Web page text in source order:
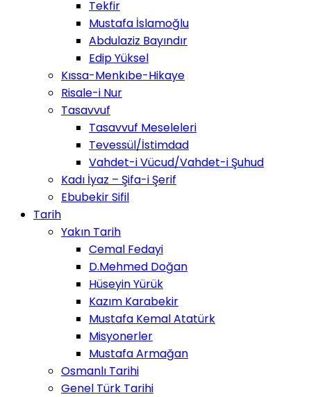
Tekfir
Mustafa İslamoğlu
Abdulaziz Bayındır
Edip Yüksel
Kıssa-Menkıbe-Hikaye
Risale-i Nur
Tasavvuf
Tasavvuf Meseleleri
Tevessül/İstimdad
Vahdet-i Vücud/Vahdet-i Şuhud
Kadı İyaz – Şifa-i Şerif
Ebubekir Sifil
Tarih
Yakın Tarih
Cemal Fedayi
D.Mehmed Doğan
Hüseyin Yürük
Kazım Karabekir
Mustafa Kemal Atatürk
Misyonerler
Mustafa Armağan
Osmanlı Tarihi
Genel Türk Tarihi